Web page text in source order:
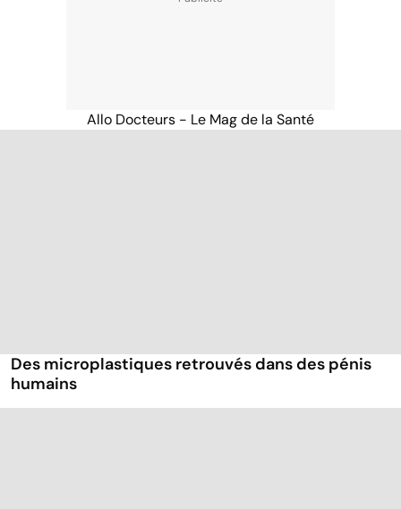
Allo Docteurs - Le Mag de la Santé
Des microplastiques retrouvés dans des pénis
humains